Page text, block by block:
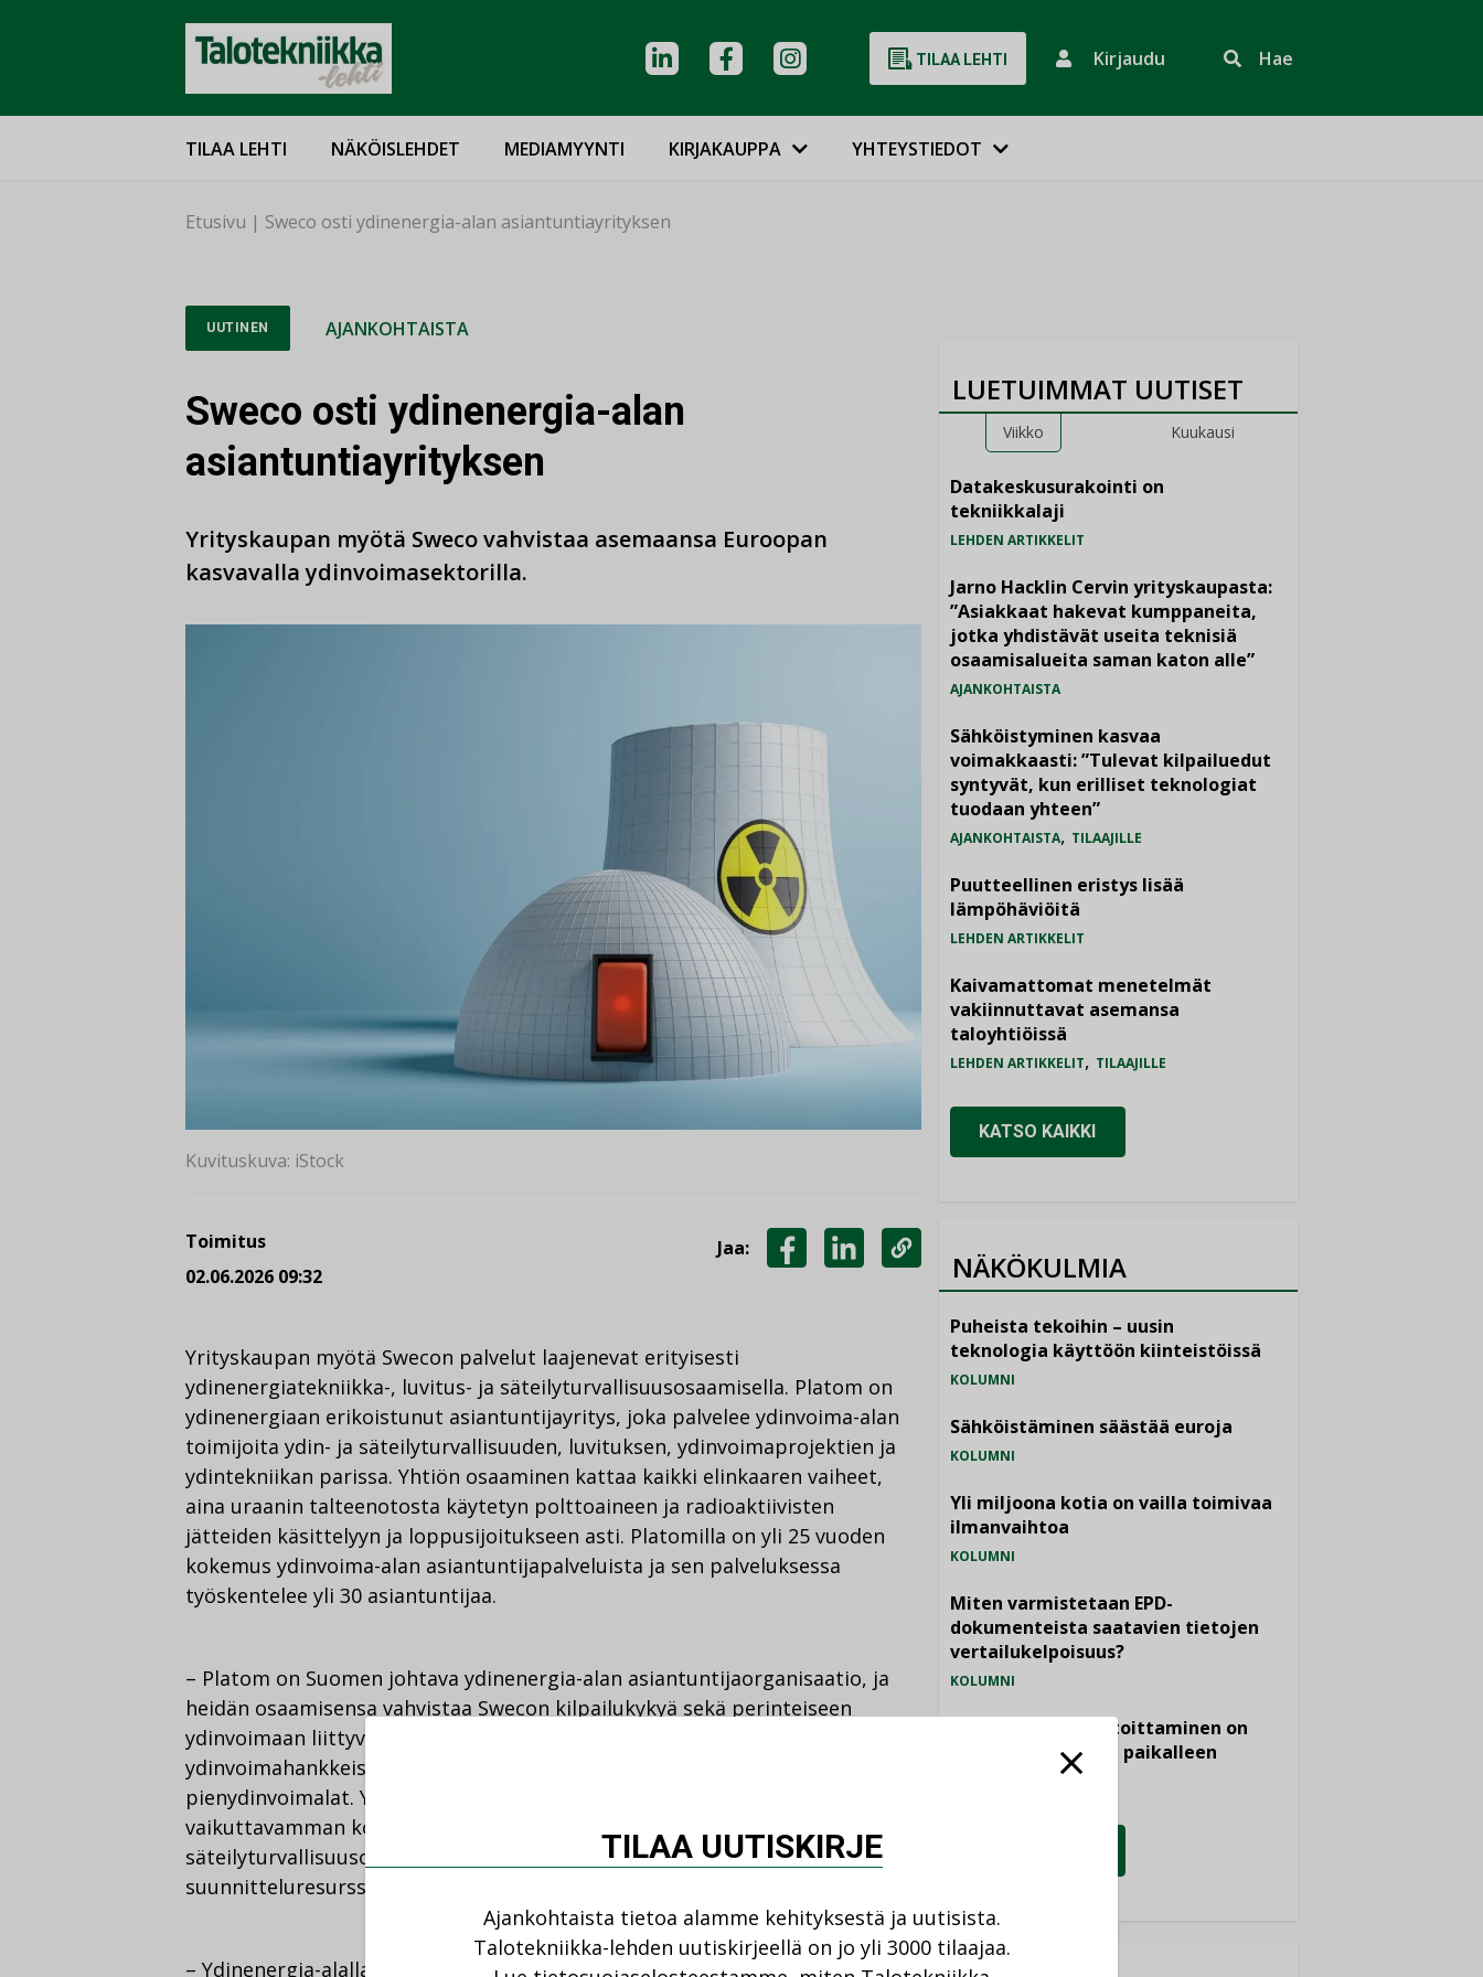
TILAA LEHTI Kirjaudu Hae
TILAA LEHTI NÄKÖISLEHDET MEDIAMYYNTI KIRJAKAUPPA YHTEYSTIEDOT
Etusivu | Sweco osti ydinenergia-alan asiantuntiayrityksen
UUTINEN AJANKOHTAISTA
Sweco osti ydinenergia-alan
asiantuntiayrityksen
Yrityskaupan myötä Sweco vahvistaa asemaansa Euroopan
kasvavalla ydinvoimasektorilla.
Kuvituskuva: iStock
Toimitus
02.06.2026 09:32
Jaa:
KOPIOI
Yrityskaupan myötä Swecon palvelut laajenevat erityisesti
ydinenergiatekniikka-, luvitus- ja säteilyturvallisuusosaamisella. Platom on
ydinenergiaan erikoistunut asiantuntijayritys, joka palvelee ydinvoima-alan
toimijoita ydin- ja säteilyturvallisuuden, luvituksen, ydinvoimaprojektien ja
ydintekniikan parissa. Yhtiön osaaminen kattaa kaikki elinkaaren vaiheet,
aina uraanin talteenotosta käytetyn polttoaineen ja radioaktiivisten
jätteiden käsittelyyn ja loppusijoitukseen asti. Platomilla on yli 25 vuoden
kokemus ydinvoima-alan asiantuntijapalveluista ja sen palveluksessa
työskentelee yli 30 asiantuntijaa.
– Platom on Suomen johtava ydinenergia-alan asiantuntijaorganisaatio, ja
heidän osaamisensa vahvistaa Swecon kilpailukykyä sekä perinteiseen
ydinvoimaan liittyvissä elinkaariprojekteissa että täysin uusissa
ydinvoimahankkeissa, joihin kuuluvat muun muassa modulaariset
pienydinvoimalat. Yhdessä voimme tarjota asiakkaillemme entistä
vaikuttavamman kokonaisuuden, jossa yhdistyvät Platomin ydinenergia- ja
säteilyturvallisuusosaaminen sekä Swecon laajat ja monipuoliset
suunnitteluresurssit, Swecon toimialajohtaja
– Ydinenergia-alalla hankkeet ovat vaativia ja edellyttävät monipuolisesti eri
LUETUIMMAT UUTISET
Viikko Kuukausi
Datakeskusurakointi on
tekniikkalaji
LEHDEN ARTIKKELIT
Jarno Hacklin Cervin yrityskaupasta:
”Asiakkaat hakevat kumppaneita,
jotka yhdistävät useita teknisiä
osaamisalueita saman katon alle”
AJANKOHTAISTA
Sähköistyminen kasvaa
voimakkaasti: ”Tulevat kilpailuedut
syntyvät, kun erilliset teknologiat
tuodaan yhteen”
AJANKOHTAISTA, TILAAJILLE
Puutteellinen eristys lisää
lämpöhäviöitä
LEHDEN ARTIKKELIT
Kaivamattomat menetelmät
vakiinnuttavat asemansa
taloyhtiöissä
LEHDEN ARTIKKELIT, TILAAJILLE
KATSO KAIKKI
NÄKÖKULMIA
Puheista tekoihin – uusin
teknologia käyttöön kiinteistöissä
KOLUMNI
Sähköistäminen säästää euroja
KOLUMNI
Yli miljoona kotia on vailla toimivaa
ilmanvaihtoa
KOLUMNI
Miten varmistetaan EPD-
dokumenteista saatavien tietojen
vertailukelpoisuus?
KOLUMNI
Vesi- ja viemärimitoittaminen on
jämähtänyt ajassa paikalleen
TILAA UUTISKIRJE
Ajankohtaista tietoa alamme kehityksestä ja uutisista.
Talotekniikka-lehden uutiskirjeellä on jo yli 3000 tilaajaa.